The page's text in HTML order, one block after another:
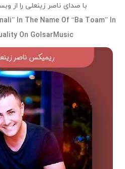
با صدای ناصر زینعلی را از
In The Name Of “Ba Toam” In
On GolsarMusic